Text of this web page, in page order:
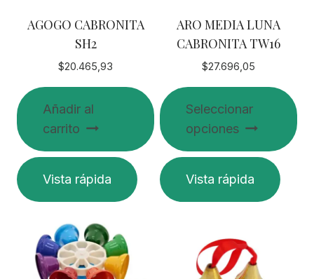
página
producto
AGOGO CABRONITA
SH2
$20.465,93
Añadir al
carrito
Vista rápida
ARO MEDIA LUNA
CABRONITA TW16
$27.696,05
Seleccionar
opciones
Este
producto
tiene
variantes.
Vista rápida